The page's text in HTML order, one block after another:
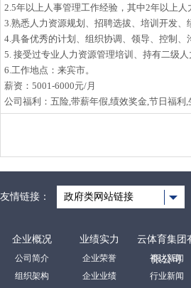
2.5年以上人事管理工作经验，其中2年以上
3.熟悉人力资源规划、招聘选拔、培训开发
4.具备优秀的计划、组织协调、领导、控制、
5. 接受过专业人力资源管理培训、持有二级
6.工作地点：来宾市。
薪资：5001-6000元/月
公司福利：五险,带薪年假,绩效奖金,节日福
友情链接： 政府类网站链接
企业概况
公司简介
组织架构
业绩实力
企业荣誉
企业业绩
云体育集团
限公司
裕达新闻
行业新闻